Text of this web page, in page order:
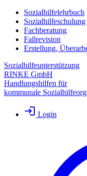
Sozialhilfelehrbuch
Sozialhilfeschulung
Fachberatung
Fallrevision
Erstellung,
Sozialhilfeunterstützung
RINKE GmbH
Handlungshilfen für
kommunale
Login